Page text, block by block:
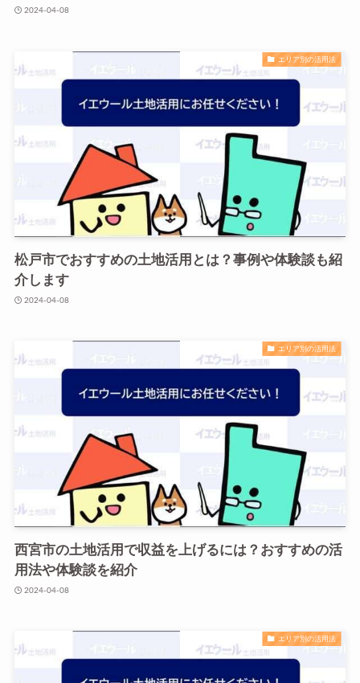
2024-04-08
エリア別の活用法
松戸市でおすすめの土地活用とは？事例や体験談も紹
介します
2024-04-08
エリア別の活用法
西宮市の土地活用で収益を上げるには？おすすめの活
用法や体験談を紹介
2024-04-08
エリア別の活用法